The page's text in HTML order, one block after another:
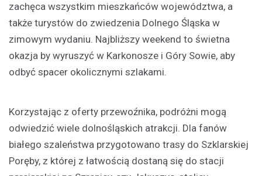
zachęca wszystkim mieszkańców województwa, a
także turystów do zwiedzenia Dolnego Śląska w
zimowym wydaniu. Najbliższy weekend to świetna
okazja by wyruszyć w Karkonosze i Góry Sowie, aby
odbyć spacer okolicznymi szlakami.
Korzystając z oferty przewoźnika, podróżni mogą
odwiedzić wiele dolnośląskich atrakcji. Dla fanów
białego szaleństwa przygotowano trasy do Szklarskiej
Poręby, z której z łatwością dostaną się do stacji